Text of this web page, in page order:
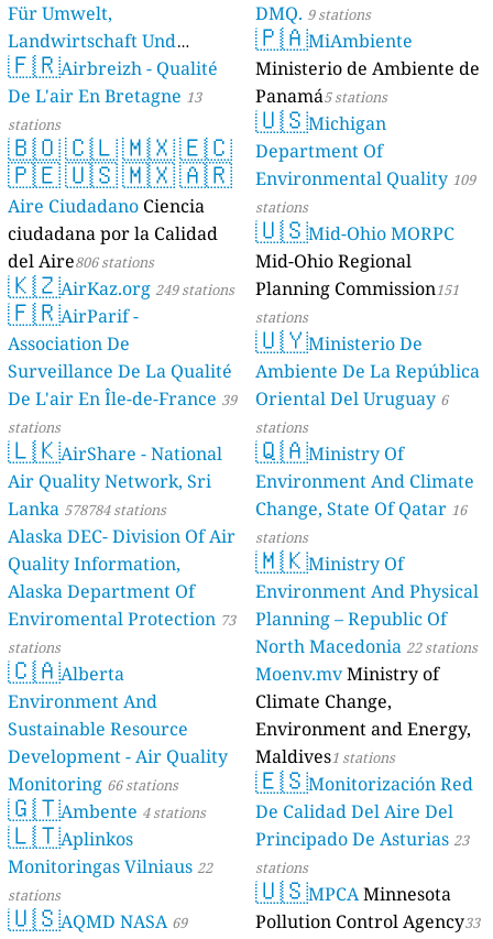
Für Umwelt,
Landwirtschaft Und
Geologie) 50 stations
🇫🇷Airbreizh - Qualité
De L'air En Bretagne 13
stations
🇧🇴🇨🇱🇲🇽🇪🇨
🇵🇪🇺🇸🇲🇽🇦🇷
Aire Ciudadano Ciencia
ciudadana por la Calidad
del Aire806 stations
🇰🇿AirKaz.org 249 stations
🇫🇷AirParif -
Association De
Surveillance De La Qualité
De L'air En Île-de-France 39
stations
🇱🇰AirShare - National
Air Quality Network, Sri
Lanka 578784 stations
Alaska DEC- Division Of Air
Quality Information,
Alaska Department Of
Enviromental Protection 73
stations
🇨🇦Alberta
Environment And
Sustainable Resource
Development - Air Quality
Monitoring 66 stations
🇬🇹Ambente 4 stations
🇱🇹Aplinkos
Monitoringas Vilniaus 22
stations
🇺🇸AQMD NASA 69
DMQ. 9 stations
🇵🇦MiAmbiente
Ministerio de Ambiente de
Panamá5 stations
🇺🇸Michigan
Department Of
Environmental Quality 109
stations
🇺🇸Mid-Ohio MORPC
Mid-Ohio Regional
Planning Commission151
stations
🇺🇾Ministerio De
Ambiente De La República
Oriental Del Uruguay 6
stations
🇶🇦Ministry Of
Environment And Climate
Change, State Of Qatar 16
stations
🇲🇰Ministry Of
Environment And Physical
Planning – Republic Of
North Macedonia 22 stations
Moenv.mvMinistry of
Climate Change,
Environment and Energy,
Maldives1 stations
🇪🇸Monitorización Red
De Calidad Del Aire Del
Principado De Asturias 23
stations
🇺🇸MPCAMinnesota
Pollution Control Agency33